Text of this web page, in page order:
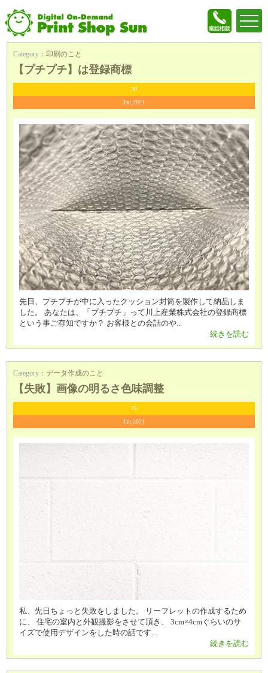
Category ： 印刷のこと
【プチプチ】は登録商標
30
Jan,2021
先日、プチプチが中に入ったクッション封筒を製作して納品しま
した。 あなたは、「プチプチ」って川上産業株式会社の登録商標
という事ご存知ですか？ お客様との会話のや...
続きを読む
Category ：データ作成のこと
【失敗】画像の明るさ色味調整
25
Jan,2021
私、先日ちょっと失敗をしました。 リーフレットの作成するため
に、 住宅の室内と外観撮影をさせて頂き、 3cm×4cmぐらいのサ
イズで使用デザインをした時の話です...
続きを読む